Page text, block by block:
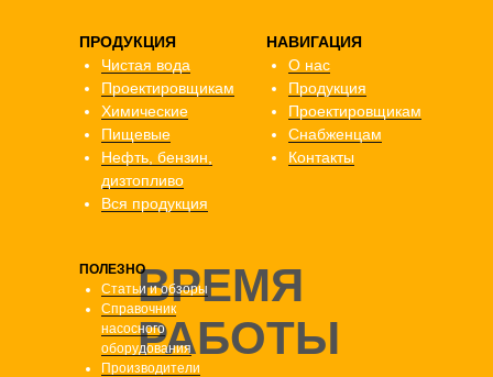
ВРЕМЯ
РАБОТЫ
НАВИГАЦИЯ
О нас
Продукция
Проектировщикам
Снабженцам
Контакты
ПРОДУКЦИЯ
Чистая вода
Проектировщикам
Химические
Пищевые
Нефть, бензин,
дизтопливо
Вся продукция
ПОЛЕЗНО
Статьи и обзоры
Справочник
насосного
оборудования
Производители